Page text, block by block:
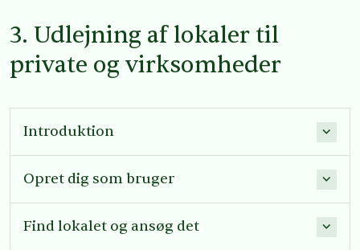
3. Udlejning af lokaler til
private og virksomheder
Introduktion
Opret dig som bruger
Find lokalet og ansøg det